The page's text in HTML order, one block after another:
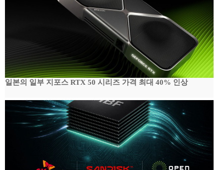
일본의 일부 지포스 RTX 50 시리즈 가격 최대 40% 인상